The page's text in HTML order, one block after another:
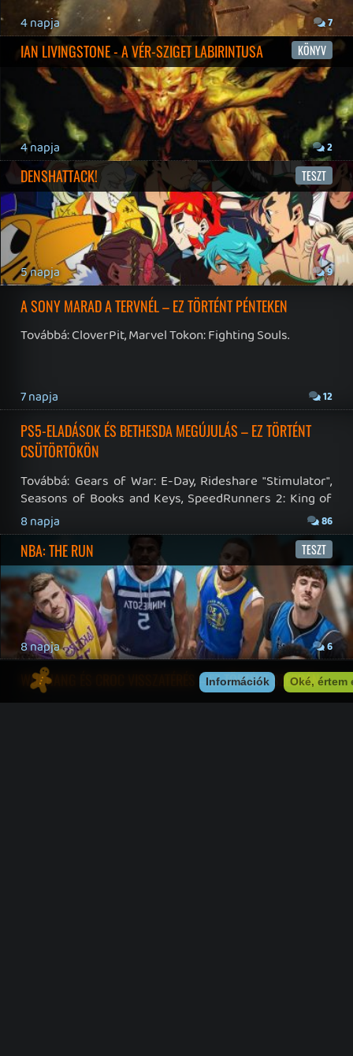
19 éve videójáték minden nap! Copyright 365 Media Kft
Impresszum Hirdetési ajánlatunk
Felhasználási feltételek
Adatvédelmi elveink
Sütik
Hírek | Cikkek | Podcastok | Blogok |
Gaming Fórum
| Offtopic Fórum
RSS Blog RSS | Podcast RSS |
Instagram | Youtube | Facebook